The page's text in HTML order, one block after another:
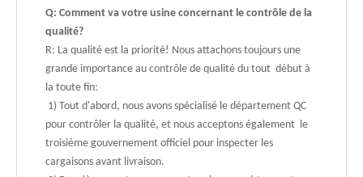
Q: Comment va votre usine concernant le contrôle de la
qualité?
R: La qualité est la priorité! Nous attachons toujours une
grande importance au contrôle de qualité du tout début à
la toute fin:
1) Tout d'abord, nous avons spécialisé le département QC
pour contrôler la qualité, et nous acceptons également le
troisième gouvernement officiel pour inspecter les
cargaisons avant livraison.